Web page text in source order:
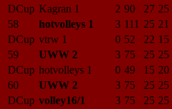
DCup Kagran 1 2 90 27 25
58
hotvolleys 1 3 111 25 21
DCup vtrw 1 0 52 22 15
59
UWW 2 3 75 25 25
DCup hotvolleys 1 0 49 15 20
60
UWW 2 3 75 25 25
DCup volley16/1 3 75 25 25